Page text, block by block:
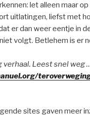
let alleen maar op
uitlatingen, liefst met
er dan weer eentje in
volgt. Betlehem is er
verhaal. Leest snel weg
sites gaven meer